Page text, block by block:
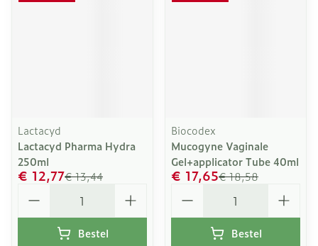
Lactacyd
Lactacyd Pharma Hydra
250ml
€ 13,44
€ 12,77
Bestel
Biocodex
Mucogyne Vaginale
Gel+applicator Tube 40ml
€ 18,58
€ 17,65
Bestel